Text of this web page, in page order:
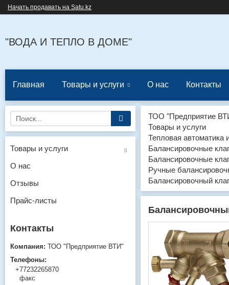
Начать продавать на Satu.kz
"ВОДА И ТЕПЛО В ДОМЕ"
Главная Товары и услуги О нас Контакты
ТОО "Предприятие
Товары и услуги
Тепловая автоматика
Балансировочные
Балансировочные
Ручные
Балансировочный
Товары и услуги
О нас
Отзывы
Прайс-листы
ТОО "Предприятие ВТИ"
+77232265870
факс